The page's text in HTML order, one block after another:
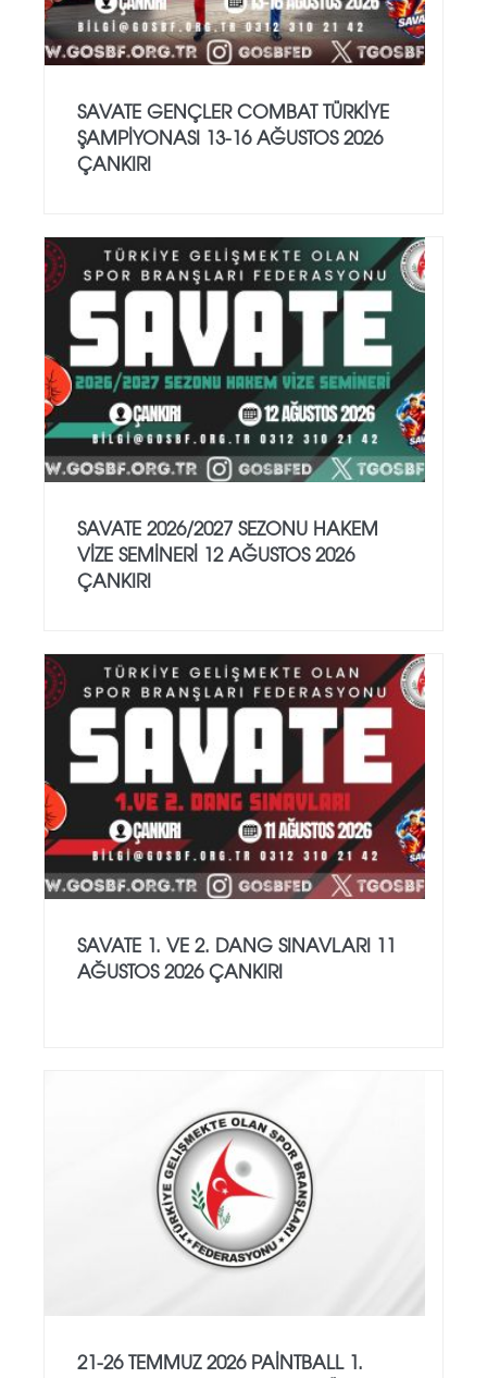
SAVATE GENÇLER COMBAT TÜRKİYE
ŞAMPİYONASI 13-16 AĞUSTOS 2026
ÇANKIRI
SAVATE 2026/2027 SEZONU HAKEM
VİZE SEMİNERİ 12 AĞUSTOS 2026
ÇANKIRI
SAVATE 1. VE 2. DANG SINAVLARI 11
AĞUSTOS 2026 ÇANKIRI
21-26 TEMMUZ 2026 PAİNTBALL 1.